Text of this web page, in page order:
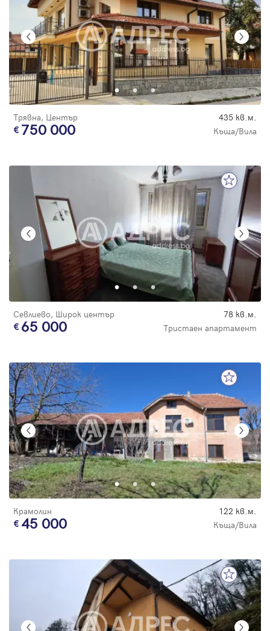
Трявна, Център 435 кв.м.
750 000 Къща/Вила
Севлиево, Широк център 78 кв.м.
65 000 Тристаен апартамент
Крамолин 122 кв.м.
45 000 Къща/Вила